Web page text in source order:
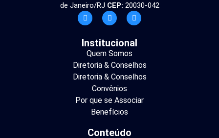
de Janeiro/RJ CEP: 20030-042
Institucional
Quem Somos
Diretoria & Conselhos
Diretoria & Conselhos
Convênios
Por que se Associar
Benefícios
Conteúdo